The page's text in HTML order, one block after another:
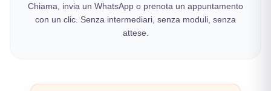
Chiama, invia un WhatsApp o prenota un appuntamento
con un clic. Senza intermediari, senza moduli, senza
attese.